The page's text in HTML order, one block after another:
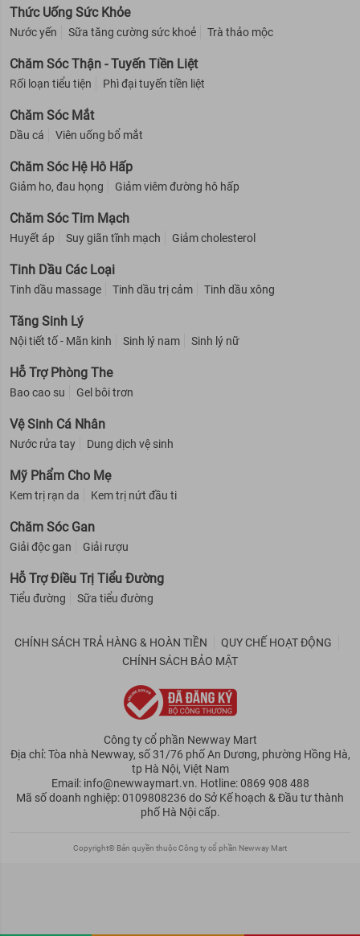
Thức Uống Sức Khỏe
Nước yến Sữa tăng cường sức khoẻ Trà thảo mộc
Chăm Sóc Thận - Tuyến Tiền Liệt
Rối loạn tiểu tiện Phì đại tuyến tiền liệt
Chăm Sóc Mắt
Dầu cá Viên uống bổ mắt
Chăm Sóc Hệ Hô Hấp
Giảm ho, đau họng Giảm viêm đường hô hấp
Chăm Sóc Tim Mạch
Huyết áp Suy giãn tĩnh mạch Giảm cholesterol
Tinh Dầu Các Loại
Tinh dầu massage Tinh dầu trị cảm Tinh dầu xông
Tăng Sinh Lý
Nội tiết tố - Mãn kinh Sinh lý nam Sinh lý nữ
Hỗ Trợ Phòng The
Bao cao su Gel bôi trơn
Vệ Sinh Cá Nhân
Nước rửa tay Dung dịch vệ sinh
Mỹ Phẩm Cho Mẹ
Kem trị rạn da Kem trị nứt đầu ti
Chăm Sóc Gan
Giải độc gan Giải rượu
Hỗ Trợ Điều Trị Tiểu Đường
Tiểu đường Sữa tiểu đường
CHÍNH SÁCH TRẢ HÀNG & HOÀN TIỀN
QUY CHẾ HOẠT ĐỘNG
CHÍNH SÁCH BẢO MẬT
Công ty cổ phần Newway Mart
Địa chỉ: Tòa nhà Newway, số 31/76 phố An Dương, phường Hồng Hà,
tp Hà Nội, Việt Nam
Email: info@newwaymart.vn. Hotline: 0869 908 488
Mã số doanh nghiệp: 0109808236 do Sở Kế hoạch & Đầu tư thành
phố Hà Nội cấp.
Copyright© Bản quyền thuộc Công ty cổ phần Newway Mart